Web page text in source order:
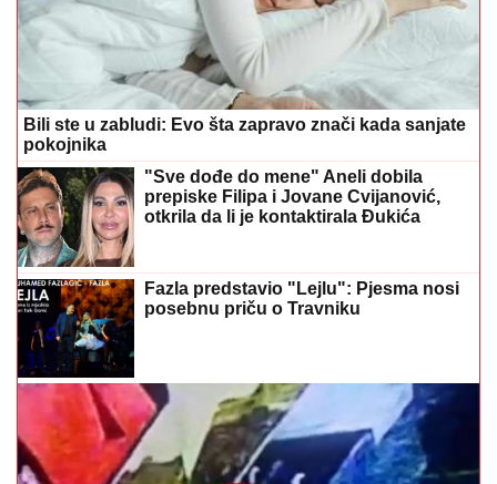
Bili ste u zabludi: Evo šta zapravo znači kada sanjate
pokojnika
"Sve dođe do mene" Aneli dobila
prepiske Filipa i Jovane Cvijanović,
otkrila da li je kontaktirala Đukića
Fazla predstavio "Lejlu": Pjesma nosi
posebnu priču o Travniku